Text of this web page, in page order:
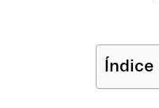
Índice